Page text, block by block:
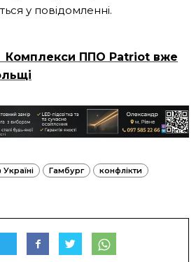
у повідомленні.
Комплекси ППО Patriot вже
Україні Гамбург
конфлікти